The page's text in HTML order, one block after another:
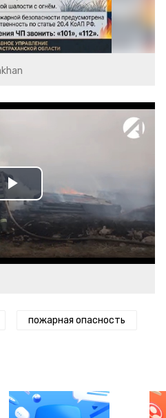
Play
Video
пожарная опасность